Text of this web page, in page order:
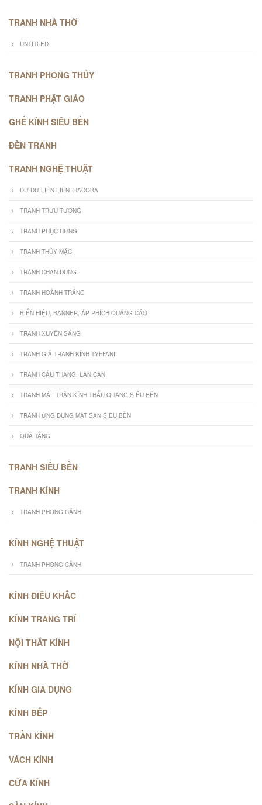
TRANH NHÀ THỜ
UNTITLED
TRANH PHONG THỦY
TRANH PHẬT GIÁO
GHẾ KÍNH SIÊU BỀN
ĐÈN TRANH
TRANH NGHỆ THUẬT
DƯ DƯ LIÊN LIÊN -HACOBA
TRANH TRỪU TƯỢNG
TRANH PHỤC HƯNG
TRANH THỦY MẶC
TRANH CHÂN DUNG
TRANH HOÀNH TRÁNG
BIỂN HIỆU, BANNER, ÁP PHÍCH QUẢNG CÁO
TRANH XUYÊN SÁNG
TRANH GIẢ TRANH KÍNH TYFFANI
TRANH CẦU THANG, LAN CAN
TRANH MÁI, TRẦN KÍNH THẤU QUANG SIÊU BỀN
TRANH ỨNG DỤNG MẶT SÀN SIÊU BỀN
QUÀ TẶNG
TRANH SIÊU BỀN
TRANH KÍNH
TRANH PHONG CẢNH
KÍNH NGHỆ THUẬT
TRANH PHONG CẢNH
KÍNH ĐIÊU KHẮC
KÍNH TRANG TRÍ
NỘI THẤT KÍNH
KÍNH NHÀ THỜ
KÍNH GIA DỤNG
KÍNH BẾP
TRẦN KÍNH
VÁCH KÍNH
CỬA KÍNH